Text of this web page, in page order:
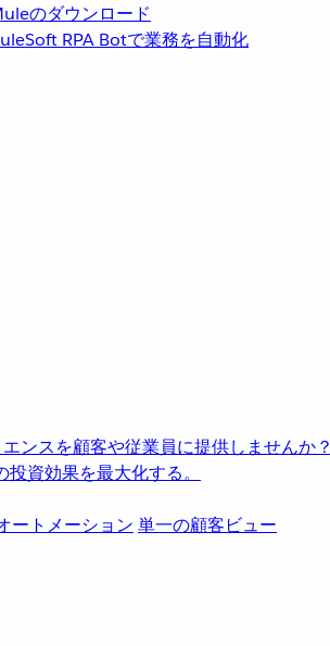
のダウンロード
RPA Botで業務を自動化
ンスを顧客や従業員に提供しませんか？
資効果を最大化する。
ートメーション 単一の顧客ビュー